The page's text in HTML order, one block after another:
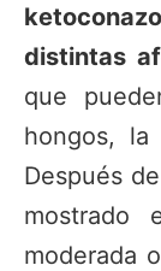
distintas
que
hongos,
Después
mostrado
moderada